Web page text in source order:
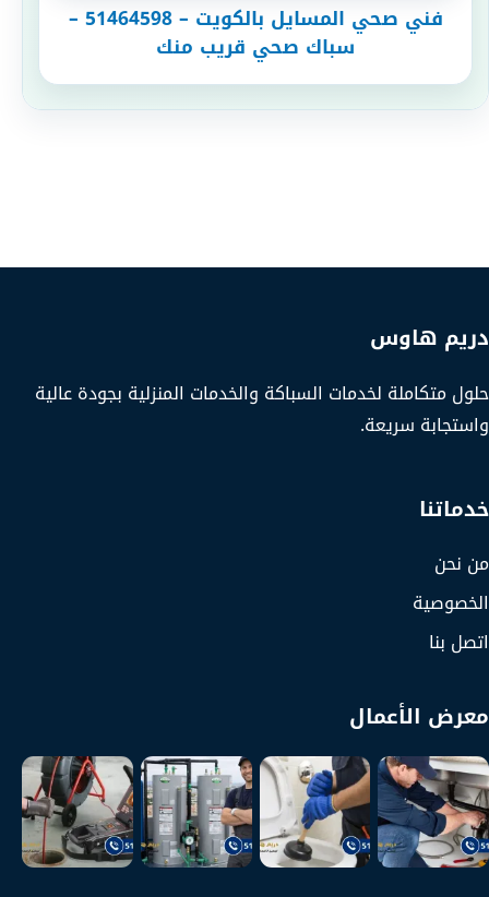
فني صحي المسايل بالكويت – 51464598 –
سباك صحي قريب منك
دريم هاوس
حلول متكاملة لخدمات السباكة والخدمات المنزلية بجودة عالية
واستجابة سريعة.
خدماتنا
من نحن
الخصوصية
اتصل بنا
معرض الأعمال